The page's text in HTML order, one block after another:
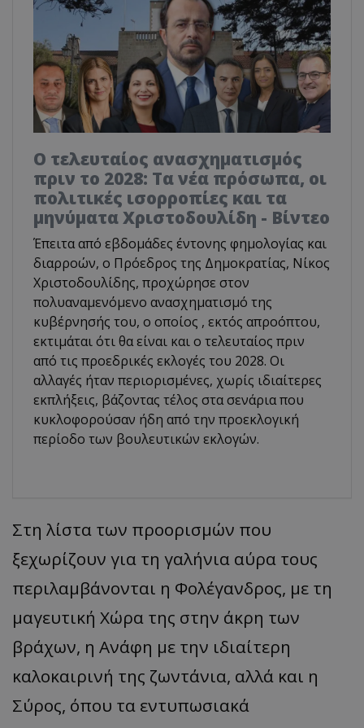
Ο τελευταίος ανασχηματισμός
πριν το 2028: Τα νέα πρόσωπα, οι
πολιτικές ισορροπίες και τα
μηνύματα Χριστοδουλίδη - Βίντεο
Έπειτα από εβδομάδες έντονης φημολογίας και
διαρροών, ο Πρόεδρος της Δημοκρατίας, Νίκος
Χριστοδουλίδης, προχώρησε στον
πολυαναμενόμενο ανασχηματισμό της
κυβέρνησής του, ο οποίος , εκτός απροόπτου,
εκτιμάται ότι θα είναι και ο τελευταίος πριν
από τις προεδρικές εκλογές του 2028. Οι
αλλαγές ήταν περιορισμένες, χωρίς ιδιαίτερες
εκπλήξεις, βάζοντας τέλος στα σενάρια που
κυκλοφορούσαν ήδη από την προεκλογική
περίοδο των βουλευτικών εκλογών.
Στη λίστα των προορισμών που
ξεχωρίζουν για τη γαλήνια αύρα τους
περιλαμβάνονται η Φολέγανδρος, με τη
μαγευτική Χώρα της στην άκρη των
βράχων, η Ανάφη με την ιδιαίτερη
καλοκαιρινή της ζωντάνια, αλλά και η
Σύρος, όπου τα εντυπωσιακά